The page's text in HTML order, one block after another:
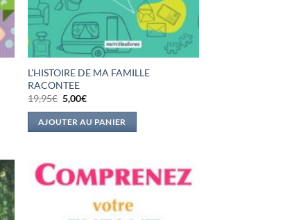
L’HISTOIRE DE MA FAMILLE
RACONTEE
19,95€ Le
prix
initial
était :
5,00€Le
actuel
est :
AJOUTER AU PANIER